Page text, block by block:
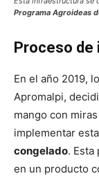
Programa Agroideas
Proceso de
En el año 2019,
Apromalpi,
mango con
implementar esta
congelado.
en un producto